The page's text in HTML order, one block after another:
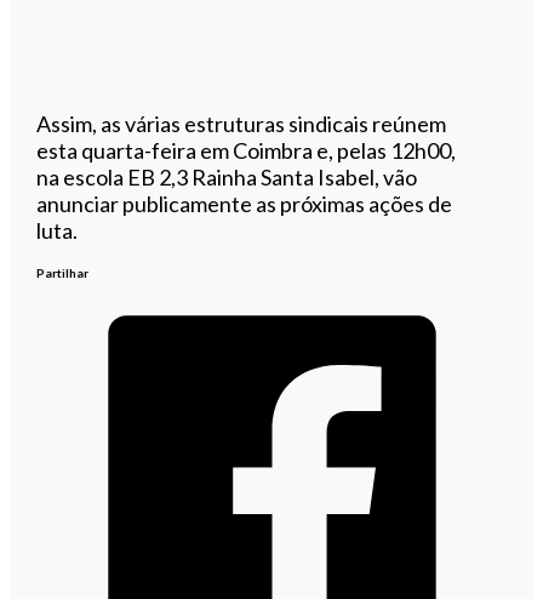
Assim, as várias estruturas sindicais reúnem
esta quarta-feira em Coimbra e, pelas 12h00,
na escola EB 2,3 Rainha Santa Isabel, vão
anunciar publicamente as próximas ações de
luta.
Partilhar